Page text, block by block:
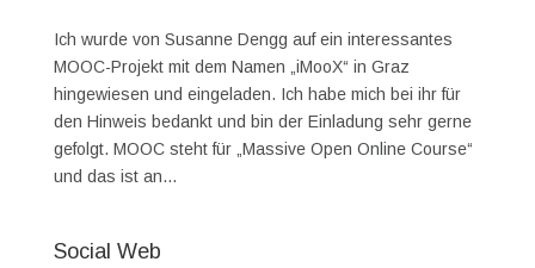
Ich wurde von Susanne Dengg auf ein interessantes
MOOC-Projekt mit dem Namen „iMooX“ in Graz
hingewiesen und eingeladen. Ich habe mich bei ihr für
den Hinweis bedankt und bin der Einladung sehr gerne
gefolgt. MOOC steht für „Massive Open Online Course“
und das ist an...
Social Web